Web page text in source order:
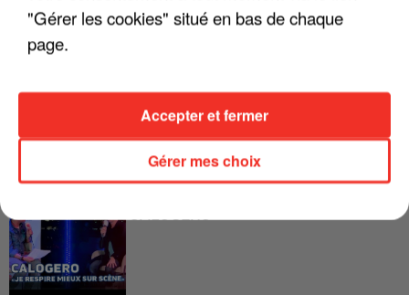
PARFAITS"
CALOGERO
"Gérer les cookies" situé en bas de chaque
page.
Gérer mes choix
Accepter et fermer